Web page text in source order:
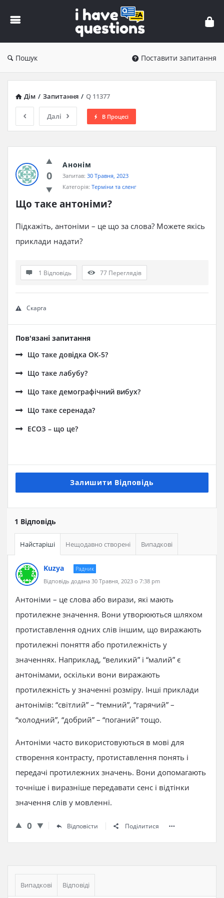
iHaveQuestions
Пошук Поставити запитання
Дім / Запитання / Q 11377
Далі В Процесі
0
Анонім
Запитав: 30 Травня, 2023
Категорія: Терміни та сленг
Що таке антоніми?
Підкажіть, антоніми – це що за слова? Можете якісь
приклади надати?
1 Відповідь 77 Переглядів
Скарга
Пов'язані запитання
Що таке довідка ОК-5?
Що таке лабубу?
Що таке демографічний вибух?
Що таке серенада?
ЕСОЗ – що це?
Залишити Відповідь
1 Відповідь
Найстаріші Нещодавно створені Випадкові
Kuzya
Радник
Відповідь додана 30 Травня, 2023 о 7:38 pm
Антоніми – це слова або вирази, які мають
протилежне значення. Вони утворюються шляхом
протиставлення одних слів іншим, що виражають
протилежні поняття або протилежність у
значеннях. Наприклад, “великий” і “малий” є
антонімами, оскільки вони виражають
протилежність у значенні розміру. Інші приклади
антонімів: “світлий” – “темний”, “гарячий” –
“холодний”, “добрий” – “поганий” тощо.
Антоніми часто використовуються в мові для
створення контрасту, протиставлення понять і
передачі протилежних значень. Вони допомагають
точніше і виразніше передавати сенс і відтінки
значення слів у мовленні.
0 Відповісти Поділитися
Бічна
панель
Випадкові Відповіді